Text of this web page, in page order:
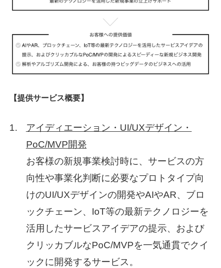
【提供サービス概要】
アイディエーション・UI/UXデザイン・
PoC/MVP開発
お客様の新規事業検討時に、サービスの方
向性や事業化判断に必要なプロトタイプ向
けのUI/UXデザインの開発やAIやAR、ブロ
ックチェーン、IoT等の最新テクノロジーを
活用したサービスアイデアの提示、および
クリッカブルなPoC/MVPを一気通貫でクイ
ックに開発するサービス。